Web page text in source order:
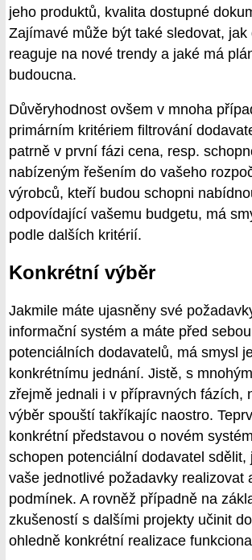
jeho produktů, kvalita dostupné
Zajímavé může být také sledovat, jak
reaguje na nové trendy a jaké má
budoucna.
Důvěryhodnost ovšem v mnoha
primárním kritériem filtrování
patrně v první fázi cena, resp.
nabízeným řešením do vašeho
výrobců, kteří budou schopni
odpovídající vašemu budgetu, má
podle dalších kritérií.
Konkrétní výběr
Jakmile máte ujasněny své
informační systém a máte před
potenciálních dodavatelů, má smysl
konkrétnímu jednání. Jistě, s
zřejmě jednali i v přípravných fázích,
výběr spouští takříkajíc naostro.
konkrétní představou o novém
schopen potenciální dodavatel sdělit,
vaše jednotlivé požadavky realizovat
podmínek. A rovněž případně na
zkušeností s dalšími projekty učinit
ohledně konkrétní realizace